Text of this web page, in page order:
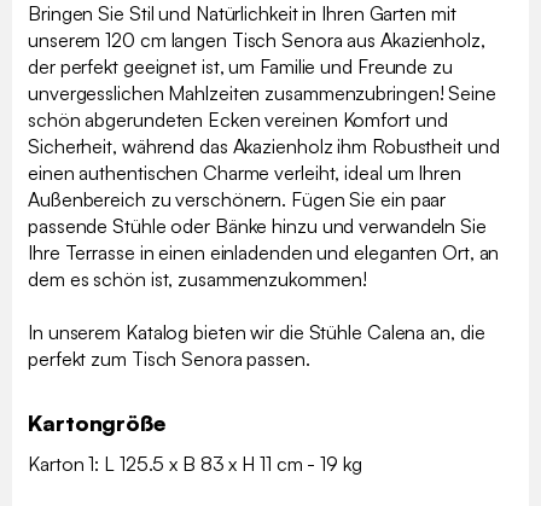
Bringen Sie Stil und Natürlichkeit in Ihren Garten mit
unserem 120 cm langen Tisch Senora aus Akazienholz,
der perfekt geeignet ist, um Familie und Freunde zu
unvergesslichen Mahlzeiten zusammenzubringen! Seine
schön abgerundeten Ecken vereinen Komfort und
Sicherheit, während das Akazienholz ihm Robustheit und
einen authentischen Charme verleiht, ideal um Ihren
Außenbereich zu verschönern. Fügen Sie ein paar
passende Stühle oder Bänke hinzu und verwandeln Sie
Ihre Terrasse in einen einladenden und eleganten Ort, an
dem es schön ist, zusammenzukommen!
In unserem Katalog bieten wir die Stühle Calena an, die
perfekt zum Tisch Senora passen.
Kartongröße
Karton 1: L 125.5 x B 83 x H 11 cm - 19 kg